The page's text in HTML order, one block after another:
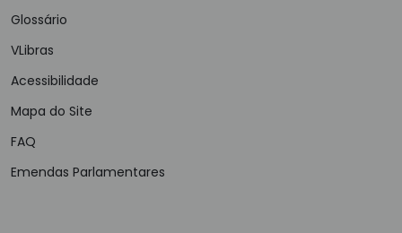
Glossário
VLibras
Acessibilidade
Mapa do Site
FAQ
Emendas Parlamentares